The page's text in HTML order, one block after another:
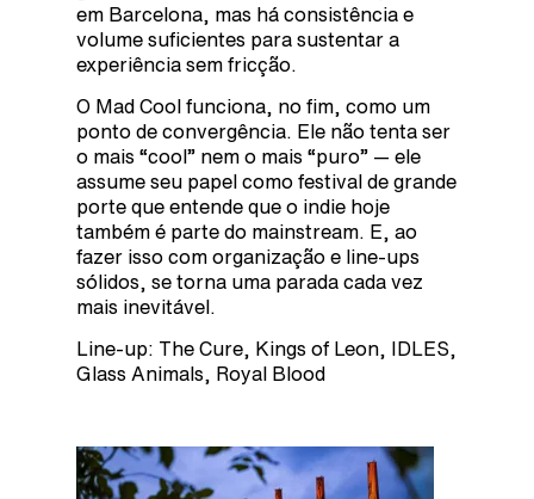
em Barcelona, mas há consistência e
volume suficientes para sustentar a
experiência sem fricção.
O Mad Cool funciona, no fim, como um
ponto de convergência. Ele não tenta ser
o mais “cool” nem o mais “puro” — ele
assume seu papel como festival de grande
porte que entende que o indie hoje
também é parte do mainstream. E, ao
fazer isso com organização e line-ups
sólidos, se torna uma parada cada vez
mais inevitável.
Line-up: The Cure, Kings of Leon, IDLES,
Glass Animals, Royal Blood